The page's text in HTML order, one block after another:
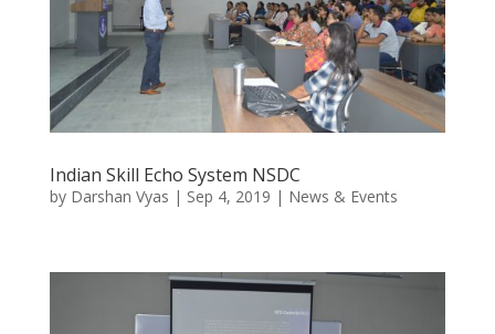
Indian Skill Echo System NSDC
by Darshan Vyas | Sep 4, 2019 | News & Events